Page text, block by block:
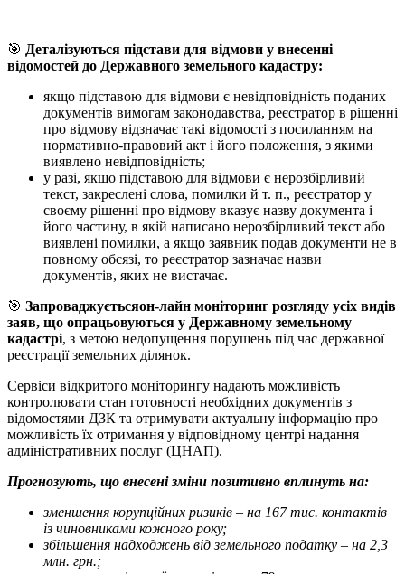
🎯 Деталізуються підстави для відмови у внесенні
відомостей до Державного земельного кадастру:
якщо підставою для відмови є невідповідність поданих
документів вимогам законодавства, реєстратор в рішенні
про відмову відзначає такі відомості з посиланням на
нормативно-правовий акт і його положення, з якими
виявлено невідповідність;
у разі, якщо підставою для відмови є нерозбірливий
текст, закреслені слова, помилки й т. п., реєстратор у
своєму рішенні про відмову вказує назву документа і
його частину, в якій написано нерозбірливий текст або
виявлені помилки, а якщо заявник подав документи не в
повному обсязі, то реєстратор зазначає назви
документів, яких не вистачає.
🎯 Запроваджуєтьсяон-лайн моніторинг розгляду усіх видів
заяв, що опрацьовуються у Державному земельному
кадастрі, з метою недопущення порушень під час державної
реєстрації земельних ділянок.
Сервіси відкритого моніторингу надають можливість
контролювати стан готовності необхідних документів з
відомостями ДЗК та отримувати актуальну інформацію про
можливість їх отримання у відповідному центрі надання
адміністративних послуг (ЦНАП).
Прогнозують, що внесені зміни позитивно вплинуть на:
зменшення корупційних ризиків – на 167 тис. контактів
із чиновниками кожного року;
збільшення надходжень від земельного податку – на 2,3
млн. грн.;